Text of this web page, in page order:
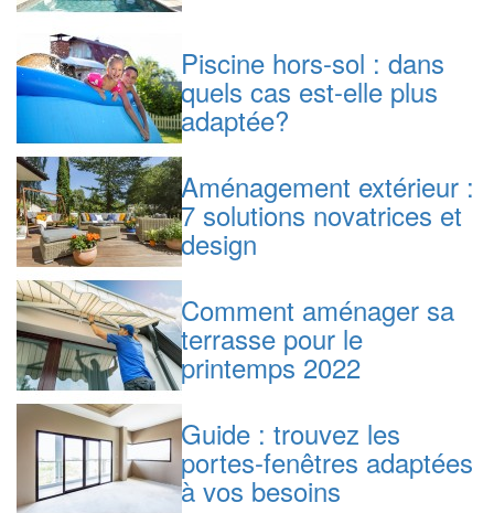
Piscine hors-sol : dans
quels cas est-elle plus
adaptée?
Aménagement extérieur :
7 solutions novatrices et
design
Comment aménager sa
terrasse pour le
printemps 2022
Guide : trouvez les
portes-fenêtres adaptées
à vos besoins